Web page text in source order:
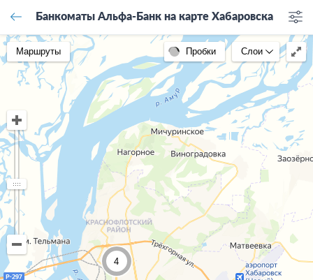
Банкоматы Альфа-Банк на карте Хабаровска
Маршруты Пробки Слои
4